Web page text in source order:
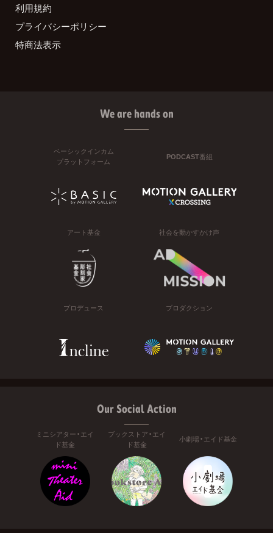
利用規約
プライバシーポリシー
特商法表示
We are hands on
ベーシックインカム
プラットフォーム
PODCAST番組
アート基金 社会を動かすかけ声
プロデュース プロダクション
Our Social Action
ミニシアター・エイ
ド基金
ブックストア・エイ
ド基金
小劇場・エイド基金